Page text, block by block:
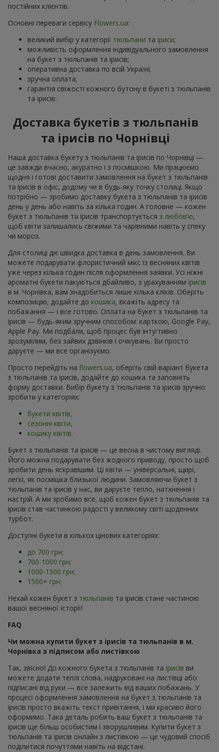
постійних клієнтів.
Основні переваги сервісу Flowers.ua:
великий вибір у категорії тюльпани та іриси;
можливість оформлення індивідуального замовлення
на букет з тюльпанів та ірисів;
оперативна доставка по всій Україні;
зручна оплата;
гарантія свіжості кожного бутону в букеті з тюльпанів
та ірисів.
Доставка букетів з тюльпанів
та ірисів по Чорнівці
Наша доставка букету з тюльпанів та ірисів по Чорнівці —
це завжди вчасно, акуратно і з посмішкою. Ми працюємо
щодня і готові доставити замовлення на букет з тюльпанів
та ірисів в офіс, додому чи в будь-яку точку столиці. Якщо
потрібно — зробимо доставку букета з тюльпанів та ірисів
день у день або навіть за кілька годин. А головне — кожен
букет з тюльпанів та ірисів транспортується з любов’ю,
щоб квіти залишались свіжими та чарівними навіть у спеку
чи мороз.
Для столиці діє швидка доставка в день замовлення. Ви
можете подарувати флористичний мікс із весняних квітів
уже через кілька годин після оформлення заявки. Усі ніжні
ароматні букети пакуються дбайливо, з урахуванням ірисів
в м. Чорнівка, вам знадобиться лише кілька кліків. Оберіть
композицію, додайте до кошика, вкажіть адресу та
побажання — і все готово. Оплата на букет з тюльпанів та
ірисів — будь-яким зручним способом: карткою, Google Pay,
Apple Pay. Ми подбали, щоб процес був інтуїтивно
зрозумілим, без зайвих дзвінків і очікувань. Ви просто
даруєте — ми все організуємо.
Просто перейдіть на flowers.ua, оберіть свій варіант букета
з тюльпанів та ірисів, додайте до кошика та заповніть
форму доставки. Вибір букету з тюльпанів та ірисів зручно
зробити у категоріях:
букети квітів,
сезонні квіти,
кошику квітів.
Букет з тюльпанів та ірисів — це весна в чистому вигляді.
Його можна подарувати без жодного приводу, просто щоб
зробити день яскравішим. Ці квіти — універсальні, щирі,
легкі, як посмішка близької людини. Замовляючи букет з
тюльпанів та ірисів у нас, ви даруєте тепло, натхнення і
настрій. А ми зробимо все, щоб кожен букет з тюльпанів та
ірисів став частинкою радості у великому світі щоденних
турбот.
Доступні букети в кількох цінових категоріях:
до 700 грн;
700-1000 грн;
1000-1500 грн;
1500+ грн;
Нехай кожен букет з тюльпанів та ірисів стане частиною
вашої весняної історії!
FAQ
Чи можна купити букет з ірисів та тюльпанів в м.
Чорнівка з підписом або листівкою
Так, звісно! До кожного букета з тюльпанів та ірисів ви
можете додати теплі слова, надруковані на листівці або
підписані від руки — все залежить від ваших побажань. У
процесі оформлення замовлення на букет з тюльпанів та
ірисів просто вкажіть текст привітання, і ми красиво його
оформимо. Така деталь робить ваш букет з тюльпанів та
ірисів ще більш особистим і зворушливим. Купити букет з
тюльпанів та ірисів онлайн з листівкою — це чудовий спосіб
поділитися почуттями навіть на відстані.